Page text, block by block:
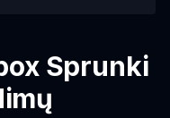
Sprunki